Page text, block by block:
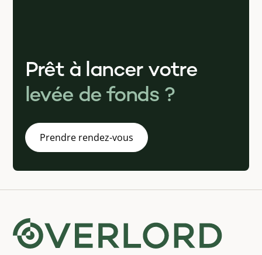
Prêt à lancer votre
levée de fonds ?
Prendre rendez-vous